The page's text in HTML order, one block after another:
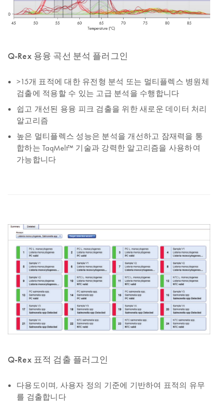
Q-Rex 용융 곡선 분석 플러그인
>15개 표적에 대한 유전형 분석 또는 멀티플렉스 병원체
검출에 적용할 수 있는 고급 분석을 수행합니다
쉽고 개선된 용융 피크 검출을 위한 새로운 데이터 처리
알고리즘
높은 멀티플렉스 성능은 분석을 개선하고 잠재력을 통
합하는 TaqMelt™ 기술과 강력한 알고리즘을 사용하여
가능합니다
Q-Rex 표적 검출 플러그인
다용도이며, 사용자 정의 기준에 기반하여 표적의 유무
를 검출합니다